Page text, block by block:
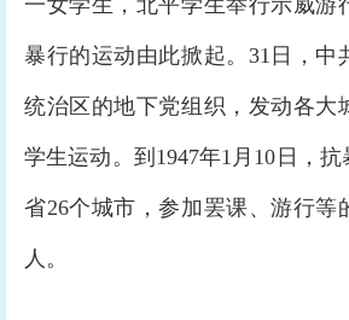
一女学生，北平学生举行示威游
暴行的运动由此掀起。31日，中
统治区的地下党组织，发动各大
学生运动。到1947年1月10日，
省26个城市，参加罢课、游行等
人。